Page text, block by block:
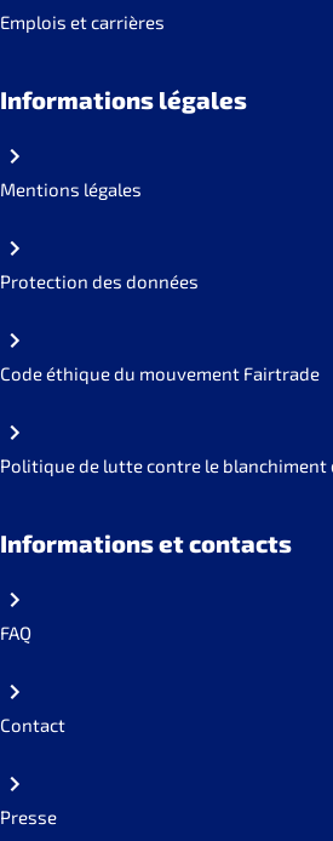
Emplois et carrières
Informations légales
Mentions légales
Protection des données
Code éthique du mouvement Fairtrade
Politique de lutte contre le
Informations et contacts
FAQ
Contact
Presse